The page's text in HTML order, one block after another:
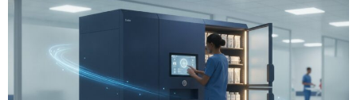
votre intérêt et
votre
comportement
lorsque vous
visitez notre